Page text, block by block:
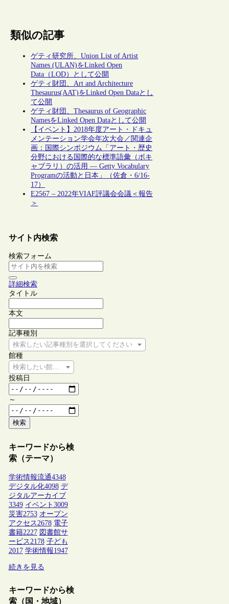
類似の記事
ゲティ研究所、Union List of Artist
Names (ULAN)をLinked Open
Data（LOD）として公開
ゲティ財団、Art and Architecture
Thesaurus(AAT)をLinked Open Dataとし
て公開
ゲティ財団、Thesaurus of Geographic
NamesをLinked Open Dataとして公開
【イベント】2018年度アート・ドキュ
メンテーション学会年次大会／関連企
画：国際シンポジウム「アート・歴史
分野における国際的な標準語彙（ボキ
ャブラリ）の活用 — Getty Vocabulary
Programの活動と日本」（佐倉・6/16-
17）
E2567 – 2022年VIAF評議会会議＜報告
＞
サイト内検索
検索フォーム
詳細検索
タイトル
本文
記事種別
検索したい記事種別を選択してください
館種
検索したい館種を選択してください
投稿日
～
検索
キーワードから検
索（テーマ）
学術情報流通4348
デジタル化4098 デ
ジタルアーカイブ
3349 イベント 3009
災害2753 オープン
アクセス 2678 電子
書籍2227 図書館サ
ービス 2178 子ども
2017 学術情報1947
続きを見る
キーワードから検
索（国・地域）